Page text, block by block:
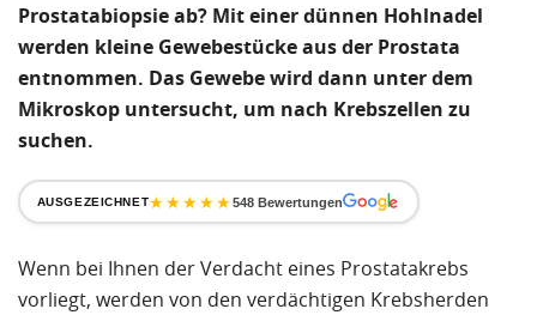
Prostatabiopsie ab? Miteiner dünnen Hohlnadel
werden kleine Gewebestücke aus der Prostata
entnommen. Das Gewebe wird dann unter dem
Mikroskop untersucht, um nach Krebszellen zu
suchen.
AUSGEZEICHNET★★★★★548 Bewertungen
Wenn bei Ihnen der Verdacht eines Prostatakrebs
vorliegt, werden von den verdächtigen Krebsherden